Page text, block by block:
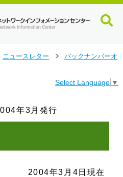
ニュースレター
バックナンバーオ
Select Language ▼
年3月発行
2004年3月4日現在